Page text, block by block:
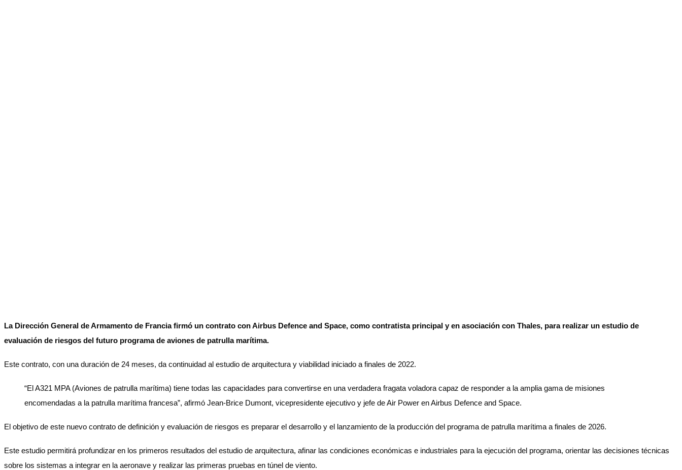
La Dirección General de Armamento de Francia firmó un contrato con Airbus Defence and Space, como contratista principal y en asociación con Thales, para realizar un estudio de
evaluación de riesgos del futuro programa de aviones de patrulla marítima.
Este contrato, con una duración de 24 meses, da continuidad al estudio de arquitectura y viabilidad iniciado a finales de 2022.
“El A321 MPA (Aviones de patrulla marítima) tiene todas las capacidades para convertirse en una verdadera fragata voladora capaz de responder a la amplia gama de misiones
encomendadas a la patrulla marítima francesa”, afirmó Jean-Brice Dumont, vicepresidente ejecutivo y jefe de Air Power en Airbus Defence and Space.
El objetivo de este nuevo contrato de definición y evaluación de riesgos es preparar el desarrollo y el lanzamiento de la producción del programa de patrulla marítima a finales de 2026.
Este estudio permitirá profundizar en los primeros resultados del estudio de arquitectura, afinar las condiciones económicas e industriales para la ejecución del programa, orientar las decisiones técnicas
sobre los sistemas a integrar en la aeronave y realizar las primeras pruebas en túnel de viento.